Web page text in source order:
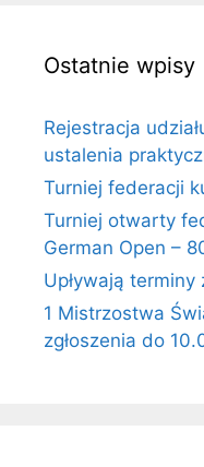
Ostatnie wpisy
Rejestracja
ustalenia
Turniej federacji
Turniej otwarty
German Open –
Upływają
1 Mistrzostwa
zgłoszenia do